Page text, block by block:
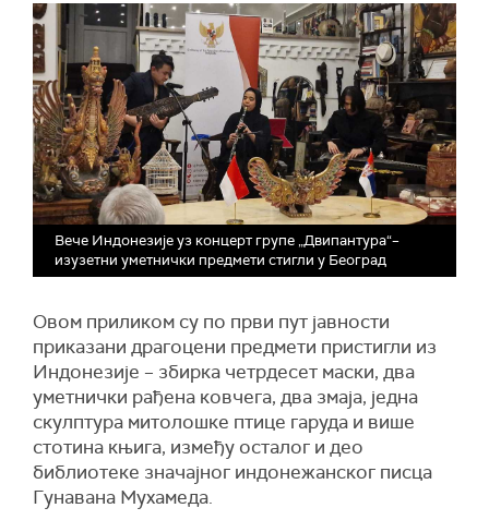
Вече Индонезије уз концерт групе „Двипантура“–
изузетни уметнички предмети стигли у Београд
Овом приликом су по први пут јавности
приказани драгоцени предмети пристигли из
Индонезије – збирка четрдесет маски, два
уметнички рађена ковчега, два змаја, једна
скулптура митолошке птице гаруда и више
стотина књига, између осталог и део
библиотеке значајног индонежанског писца
Гунавана Мухамеда.